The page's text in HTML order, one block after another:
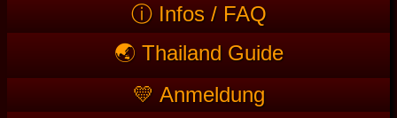
ⓘ Infos / FAQ
🌏 Thailand Guide
💛 Anmeldung